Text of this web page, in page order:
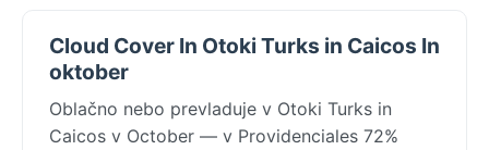
Cloud Cover In Otoki Turks in Caicos In
oktober
Oblačno nebo prevladuje v Otoki Turks in
Caicos v October — v Providenciales 72%